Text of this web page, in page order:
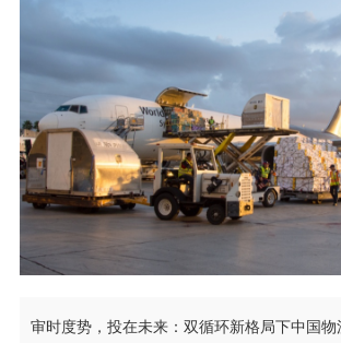
审时度势，投在未来：双循环新格局下中国